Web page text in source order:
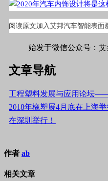
阅读原文加入艾邦汽车智能表面
始发于微信公众号：
文章导航
工程塑料发展与应用论坛
2018年橡塑展4月底在上海
在深圳举行！
作者 ab
相关文章